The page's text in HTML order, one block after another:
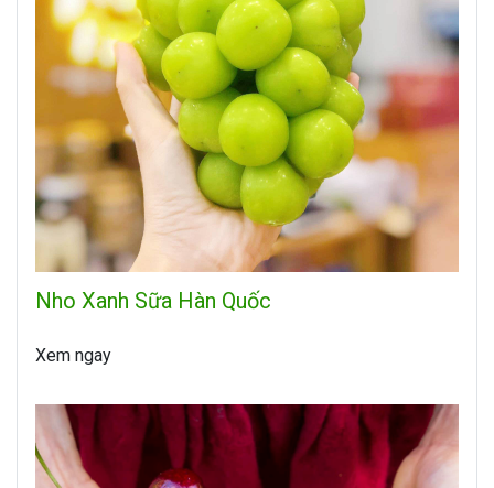
Nho Xanh Sữa Hàn Quốc
Xem ngay